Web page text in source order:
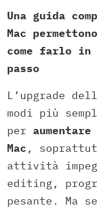
Una guida
Mac
come farlo in
passo
L’upgrade
modi più
per
Mac ,
attività
editing,
pesante. Ma